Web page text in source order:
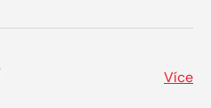
Více